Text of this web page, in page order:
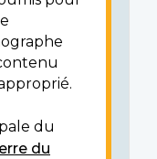
du
du